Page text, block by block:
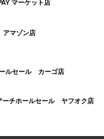
マーケット店
マゾン店
ルセール カーゴ店
ーチホールセール ヤフオク店